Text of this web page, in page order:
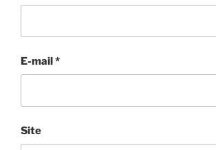
E-mail*
Site